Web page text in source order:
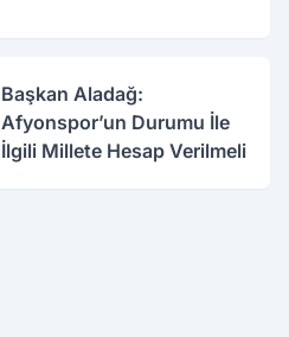
Başkan Aladağ:
Afyonspor’un Durumu İle
İlgili Millete Hesap Verilmeli